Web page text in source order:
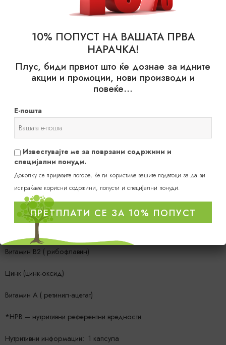
Doctors group d.o.o, Милована Маринковича 1, 11000 Белград,
Р.Србија, произведува и пакува: Stojanovic Pharm d.o.o. ,
оргинална рецептура на VITALIS Doctors group. тел: + 381 11
3640 544. Произведено во Србија.www.vitalis.rs
Состојки:L-аскорбинска киселина, екстракт од цвет на мексички
невен, DL-a-токоферил-ацетат, рибофлавин,цинк-оксид,
нараснување), магнезиум-стеарат ( средство против
згрутчување), желатин, окциди и хидроксиди на железо и
хинолин жолта (боја).
СОДРЖИНА НА АКТИВНИ КОМПОНЕНТИ: 1 капсула
Витамин Ц ( L-аскорбинска киселина)
Сув екстракт од цвет на мексички невен ( Tagetes erecta)
стандардизирано на мин.5 % зеаксантин од кој: Зеаксантин
Витамин Е (DL-a-токоферил-ацетат)
Витамин B2 ( рибофлавин)
Цинк (цинк-оксид)
Витамин А ( ретинил-ацетат)
*НРВ – нутритивни референтни вредности
Нутритивни информации: 1 капсула
10% ПОПУСТ НА ВАШАТА ПРВА
НАРАЧКА!
Плус, биди првиот што ќе дознае за идните
акции и промоции, нови производи и
повеќе…
Е-пошта
Известувајте ме за поврзани содржини и
специјални понуди.
Доколку се пријавите погоре, ќе ги користиме вашите податоци за да ви
испраќаме корисни содржини, попусти и специјални понуди.
ПРЕТПЛАТИ СЕ ЗА 10% ПОПУСТ